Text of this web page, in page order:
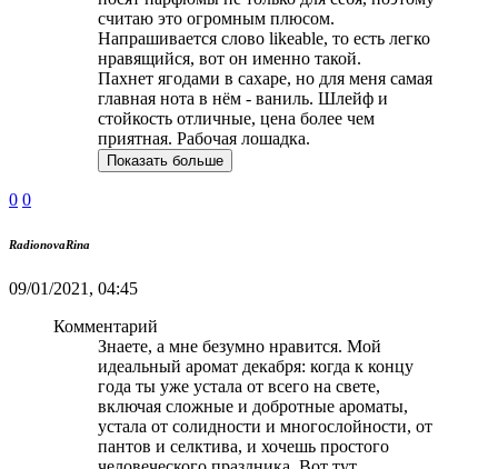
считаю это огромным плюсом.
Напрашивается слово likeable, то есть легко
нравящийся, вот он именно такой.
Пахнет ягодами в сахаре, но для меня самая
главная нота в нём - ваниль. Шлейф и
стойкость отличные, цена более чем
приятная. Рабочая лошадка.
Показать больше
0 0
RadionovaRina
09/01/2021, 04:45
Комментарий
Знаете, а мне безумно нравится. Мой
идеальный аромат декабря: когда к концу
года ты уже устала от всего на свете,
включая сложные и добротные ароматы,
устала от солидности и многослойности, от
пантов и селктива, и хочешь простого